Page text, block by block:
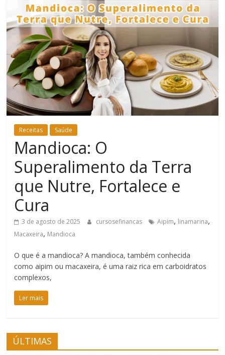
Receitas Saúde
Mandioca: O
Superalimento da Terra
que Nutre, Fortalece e
Cura
3 de agosto de 2025 cursosefinancas Aipim, linamarina,
Macaxeira, Mandioca
O que é a mandioca? A mandioca, também conhecida
como aipim ou macaxeira, é uma raiz rica em carboidratos
complexos,
Ler mais
ÚLTIMAS